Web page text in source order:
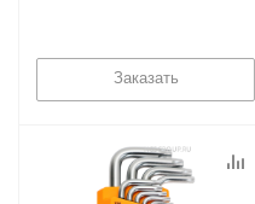
Заказать